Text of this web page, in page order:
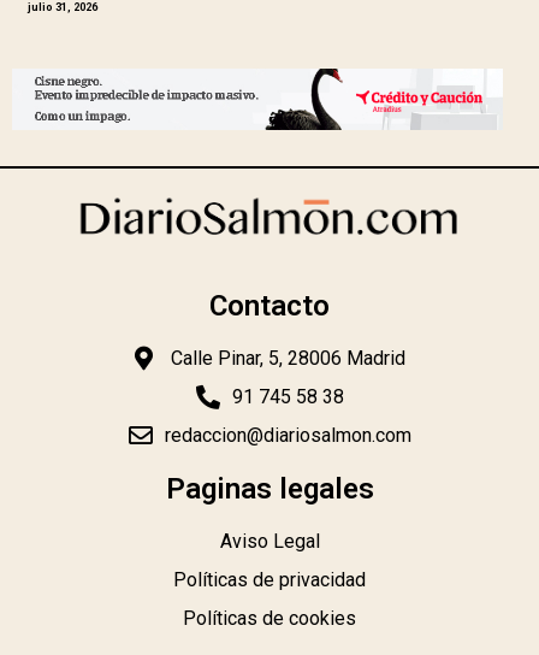
julio 31, 2026
Contacto
Calle Pinar, 5, 28006 Madrid
91 745 58 38
redaccion@diariosalmon.com
Paginas legales
Aviso Legal
Políticas de privacidad
Políticas de cookies